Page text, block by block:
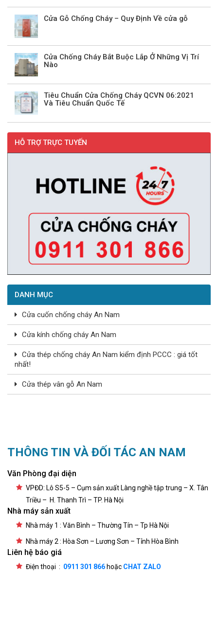
Cửa Gỗ Chống Cháy – Quy Định Về cửa gỗ
Cửa Chống Cháy Bắt Buộc Lắp Ở Những Vị Trí
Nào
Tiêu Chuẩn Cửa Chống Cháy QCVN 06:2021
Và Tiêu Chuẩn Quốc Tế
HỖ TRỢ TRỰC TUYẾN
DANH MỤC
Cửa cuốn chống cháy An Nam
Cửa kính chống cháy An Nam
Cửa thép chống cháy An Nam kiểm định PCCC : giá tốt
nhất!
Cửa thép vân gỗ An Nam
THÔNG TIN VÀ ĐỐI TÁC AN NAM
Văn Phòng đại diện
VPĐD: Lô S5-5 – Cụm sản xuất Làng nghề tập trung – X. Tân
Triều – H. Thanh Trì – TP. Hà Nội
Nhà máy sản xuất
Nhà máy 1 : Văn Bình – Thường Tín – Tp Hà Nội
Nhà máy 2 : Hòa Sơn – Lương Sơn – Tỉnh Hòa Bình
Liên hệ báo giá
Điện thoại : 0911 301 866 hoặc CHAT ZALO